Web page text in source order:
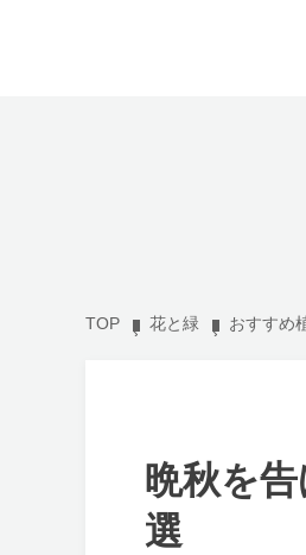
TOP 花と緑 おすすめ
晩秋を
選